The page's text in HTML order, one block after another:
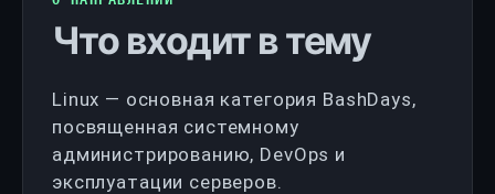
Что входит в тему
Linux — основная категория BashDays,
посвященная системному
администрированию, DevOps и
эксплуатации серверов.